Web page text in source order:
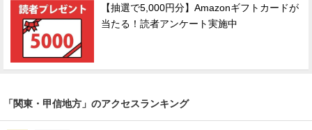
【抽選で5,000円分】Amazonギフトカードが
当たる！読者アンケート実施中
「関東・甲信地方」のアクセスランキング